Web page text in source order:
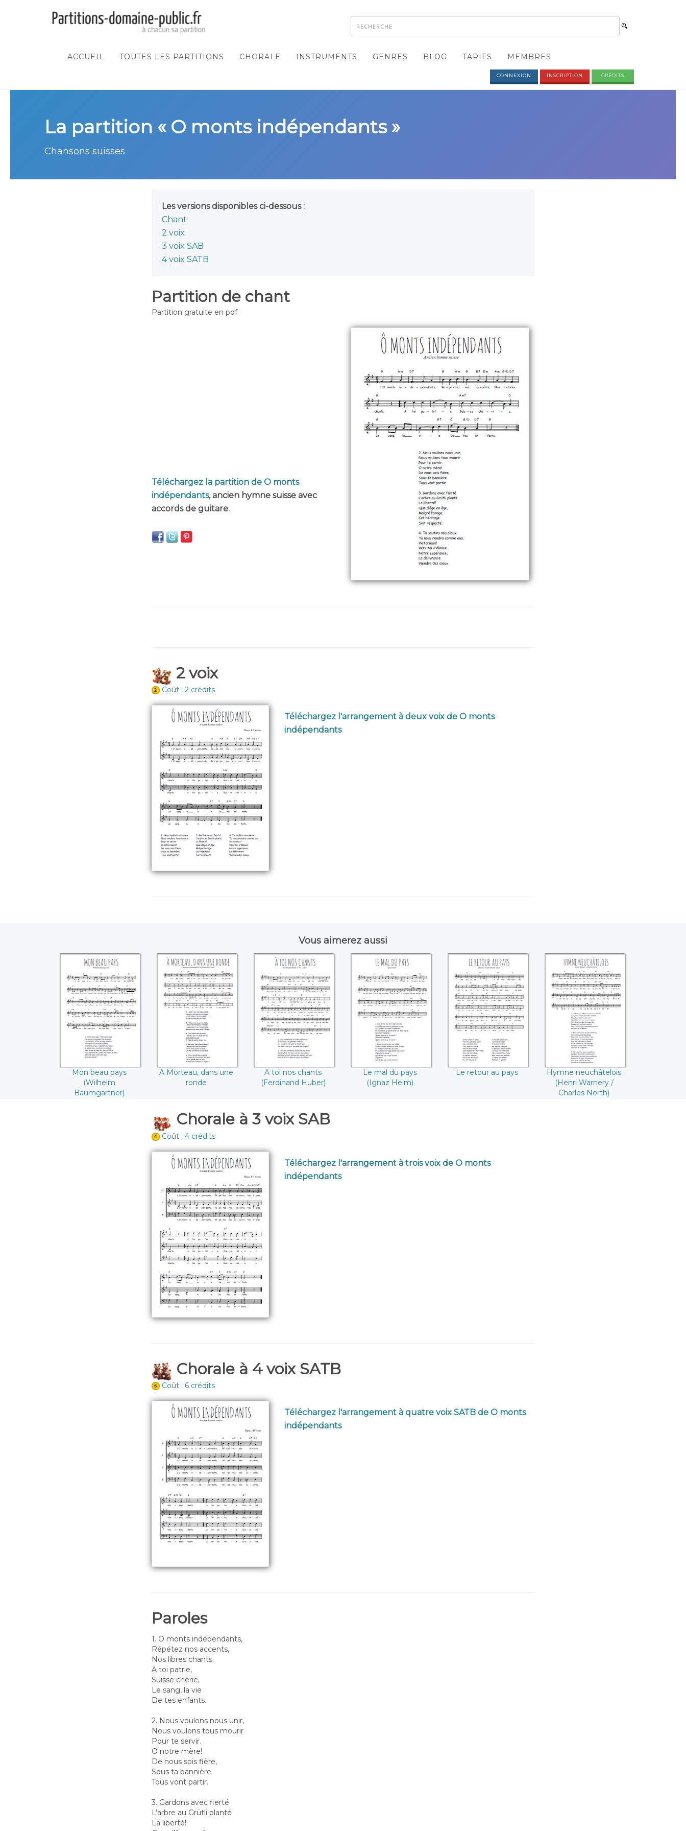
ACCUEIL TOUTES LES PARTITIONS CHORALE INSTRUMENTS GENRES BLOG TARIFS MEMBRES
CONNEXION INSCRIPTION CRÉDITS
La partition « O monts indépendants »
Chansons suisses
Les versions disponibles ci-dessous :
Chant
2 voix
3 voix SAB
4 voix SATB
Partition de chant
Partition gratuite en pdf
Téléchargez la partition de O monts
indépendants, ancien hymne suisse avec
accords de guitare.
2 voix
Coût : 2 crédits
Téléchargez l'arrangement à deux voix de O monts
indépendants
Vous aimerez aussi
Mon beau pays
(Wilhelm
Baumgartner)
Mon beau pays
(Wilhelm
Baumgartner)
A Morteau, dans
une ronde
A Morteau, dans une
ronde
A toi nos chants
(Ferdinand Huber)
A toi nos chants
(Ferdinand Huber)
Le mal du pays
(Ignaz Heim)
Le mal du pays
(Ignaz Heim)
Le retour au pays
Le retour au pays
Hymne
neuchâtelois
(Henri Warnery /
Charles North)
Hymne neuchâtelois
(Henri Warnery /
Charles North)
Chorale à 3 voix SAB
Coût : 4 crédits
Téléchargez l'arrangement à trois voix de O monts
indépendants
Chorale à 4 voix SATB
Coût : 6 crédits
Téléchargez l'arrangement à quatre voix SATB de O monts
indépendants
Paroles
1. O monts indépendants,
Répétez nos accents,
Nos libres chants.
A toi patrie,
Suisse chérie,
Le sang, la vie
De tes enfants.
2. Nous voulons nous unir,
Nous voulons tous mourir
Pour te servir.
O notre mère!
De nous sois fière,
Sous ta bannière
Tous vont partir.
3. Gardons avec fierté
L’arbre au Grütli planté
La liberté!